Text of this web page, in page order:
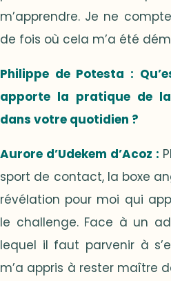
m’apprendre. Je ne
de fois où cela m’a été
Philippe de Potesta :
apporte la pratique de
dans votre quotidien ?
Aurore d’Udekem d’Acoz :
sport de contact, la boxe
révélation pour moi qui
le challenge. Face à un
lequel il faut parvenir à
m’a appris à rester maître